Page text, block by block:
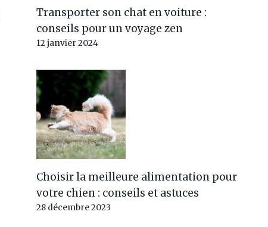
Transporter son chat en voiture :
conseils pour un voyage zen
12 janvier 2024
Choisir la meilleure alimentation pour
votre chien : conseils et astuces
28 décembre 2023